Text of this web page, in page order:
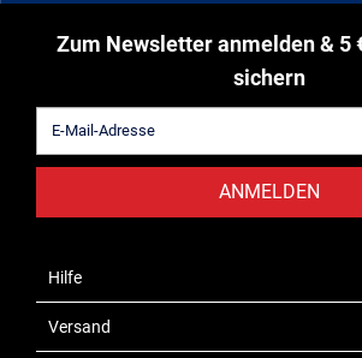
Zum Newsletter anmelden & 5
sichern
ANMELDEN
Hilfe
Versand